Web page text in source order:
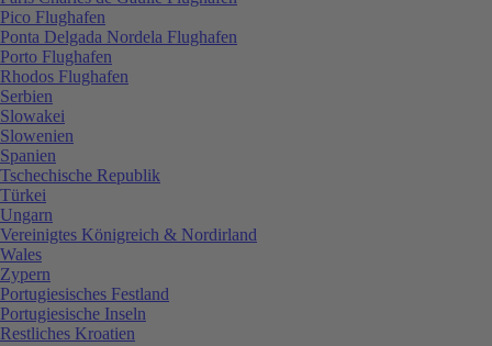
Pico Flughafen
Ponta Delgada Nordela Flughafen
Porto Flughafen
Rhodos Flughafen
Serbien
Slowakei
Slowenien
Spanien
Tschechische Republik
Türkei
Ungarn
Vereinigtes Königreich & Nordirland
Wales
Zypern
Portugiesisches Festland
Portugiesische Inseln
Restliches Kroatien